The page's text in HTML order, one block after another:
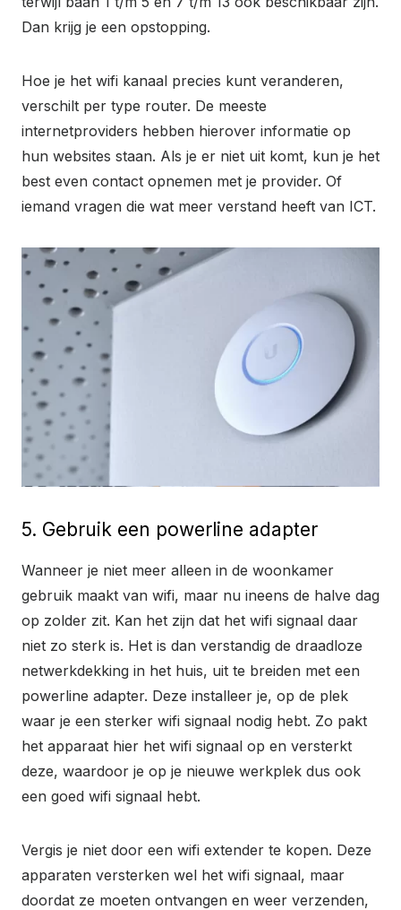
Dan krijg je een opstopping.
Hoe je het wifi kanaal precies kunt veranderen,
verschilt per type router. De meeste
internetproviders hebben hierover informatie op
hun websites staan. Als je er niet uit komt, kun je het
best even contact opnemen met je provider. Of
iemand vragen die wat meer verstand heeft van ICT.
5. Gebruik een powerline adapter
Wanneer je niet meer alleen in de woonkamer
gebruik maakt van wifi, maar nu ineens de halve dag
op zolder zit. Kan het zijn dat het wifi signaal daar
niet zo sterk is. Het is dan verstandig de draadloze
netwerkdekking in het huis, uit te breiden met een
powerline adapter. Deze installeer je, op de plek
waar je een sterker wifi signaal nodig hebt. Zo pakt
het apparaat hier het wifi signaal op en versterkt
deze, waardoor je op je nieuwe werkplek dus ook
een goed wifi signaal hebt.
Vergis je niet door een wifi extender te kopen. Deze
apparaten versterken wel het wifi signaal, maar
doordat ze moeten ontvangen en weer verzenden,